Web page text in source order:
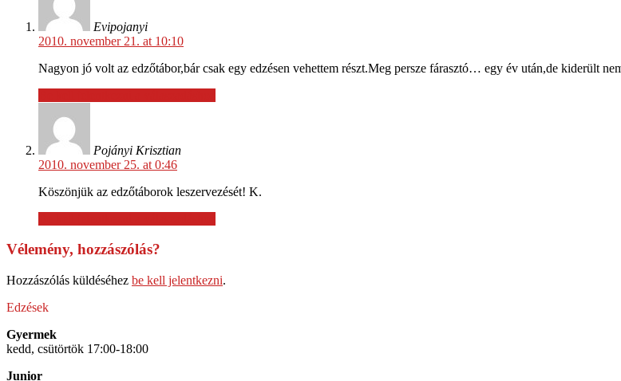
Evipojanyi
2010. november 21. at 10:10
Nagyon jó volt az edzőtábor,bár csak egy edzésen vehettem részt.Meg persze fárasztó… egy év után,de kiderült
Pojányi Krisztian
2010. november 25. at 0:46
Köszönjük az edzőtáborok leszervezését! K.
Vélemény, hozzászólás?
Hozzászólás küldéséhez be kell jelentkezni.
Edzések
Gyermek
kedd, csütörtök 17:00-18:00
Junior